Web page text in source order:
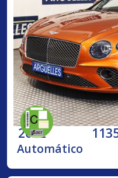
2022
Automático